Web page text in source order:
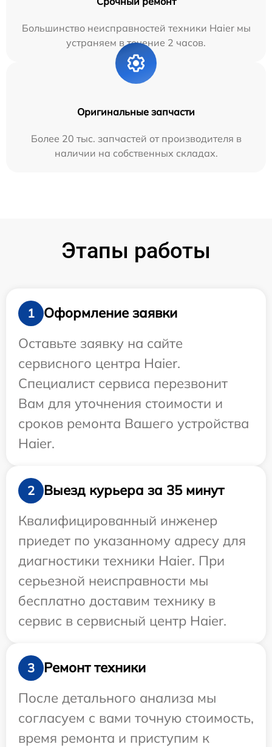
Большинство неисправностей техники Haier мы
устраняем в течение 2 часов.
Оригинальные запчасти
Более 20 тыс. запчастей от производителя в
наличии на собственных складах.
Этапы работы
1
Оформление заявки
Оставьте заявку на сайте
сервисного центра Haier.
Специалист сервиса перезвонит
Вам для уточнения стоимости и
сроков ремонта Вашего устройства
Haier.
2
Выезд курьера за 35 минут
Квалифицированный инженер
приедет по указанному адресу для
диагностики техники Haier. При
серьезной неисправности мы
бесплатно доставим технику в
сервис в сервисный центр Haier.
3
Ремонт техники
После детального анализа мы
согласуем с вами точную стоимость,
время ремонта и приступим к